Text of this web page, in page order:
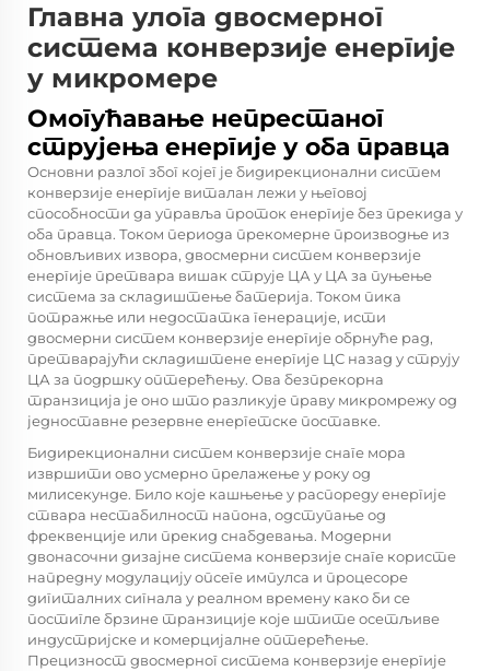
Главна улога двосмерног
система конверзије енергије
у микромере
Омогућавање непрестаног
струјења енергије у оба правца
Основни разлог због којег је бидирекционални систем
конверзије енергије виталан лежи у његовој
способности да управља проток енергије без прекида у
оба правца. Током периода прекомерне производње из
обновљивих извора, двосмерни систем конверзије
енергије претвара вишак струје ЦА у ЦА за пуњење
система за складиштење батерија. Током пика
потражње или недостатка генерације, исти
двосмерни систем конверзије енергије обрнуће рад,
претварајући складиштене енергије ЦС назад у струју
ЦА за подршку оптерећењу. Ова безпрекорна
транзиција је оно што разликује праву микромрежу од
једноставне резервне енергетске поставке.
Бидирекционални систем конверзије снаге мора
извршити ово усмерно прелажење у року од
милисекунде. Било које кашњење у распореду енергије
ствара нестабилност напона, одступање од
фреквенције или прекид снабдевања. Модерни
двонасочни дизајне система конверзије снаге користе
напредну модулацију опсеге импулса и процесоре
дигиталних сигнала у реалном времену како би се
постигле брзине транзиције које штите осетљиве
индустријске и комерцијалне оптерећење.
Прецизност двосмерног система конверзије енергије